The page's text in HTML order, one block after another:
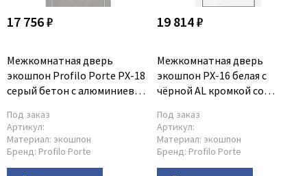
17 756 ₽
Межкомнатная дверь
экошпон Profilo Porte PX-18
серый бетон с алюминиевой
Lacobel черный
Под заказ
Артикул:
Материал: экошпон
Бренд: Profilo Porte
19 814 ₽
Межкомнатная дверь
экошпон PX-16 белая с
чёрной AL кромкой со
Под заказ
Артикул:
Материал: экошпон
Бренд: Profilo Porte